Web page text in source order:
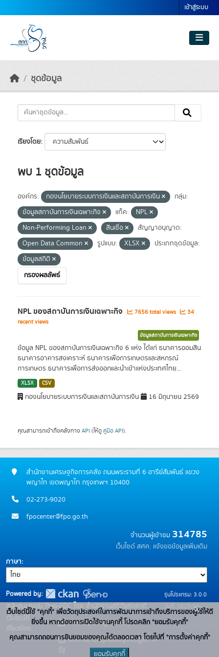
เข้าสู่ระบบ
ชุดข้อมูล
เรียงโดย
พบ 1 ชุดข้อมูล
องค์กร: กองนโยบายระบบการเงินและสถาบันการเงิน
กลุ่ม:
ข้อมูลสถาบันการเงินเฉพาะกิจ
แท็ค:
NPL
Non-Performing Loan
สินเชื่อ
สัญญาอนุญาต:
Open Data Common
รูปแบบ: XLSX
ประเภทชุดข้อมูล:
ข้อมูลสถิติ
กรองผลลัพธ์
NPL ของสถาบันการเงินเฉพาะกิจ 7656 total views
34
recent views
ข้อมูลสถาบันการเงินเฉพาะกิจ
ข้อมูล NPL ของสถาบันการเงินเฉพาะกิจ 6 แห่ง ได้แก่ ธนาคารออมสิน
ธนาคารอาคารสงเคราะห์ ธนาคารเพื่อการเกษตรและสหกรณ์
การเกษตร ธนาคารเพื่อการส่งออกและนำเข้าแห่งประเทศไทย...
XLSX CSV
กองนโยบายระบบการเงินและสถาบันการเงิน 16 มิถุนายน 2569
คุณสามารถเข้าถึงคลังทาง API (ให้ดู คู่มือ API).
สำนักงานเศรษฐกิจการคลัง ถนนพระรามที่ 6 อารีย์สัมพันธ์ แขวง
พญาไท เขตพญาไท กรุงเทพฯ 10400
02-273-9020
fpocenter@fpo.go.th
จำนวนผู้เข้าชม 314785
เว็บไซต์ สศค. แจ้งขอข้อมูลเพิ่มเติม
ภาษา
Powered by:
สนับสนุนระบบ Thai-GDC โดย สำนักงานสถิติแห่งชาติ
เว็บไซต์ที่
เกี่ยวข้อง:
ระบบบัญชีข้อมูลภาครัฐ
บริการนามานุกรมบัญชีข้อมูลภาค
รุ่นโปรแกรม: 3.0.0
วันที่: 2025-06-
10
เว็บไซต์นี้ใช้ "คุกกี้" เพื่อวัตถุประสงค์ในการพัฒนาการเข้าถึงบริการของผู้ใช้ให้ดี
ยิ่งขึ้น หากต้องการเปิดใช้งานคุกกี้ โปรดคลิก "ยอมรับคุกกี้"
คุณสามารถถอนการยินยอมของคุณได้ตลอดเวลา โดยไปที่ "การตั้งค่าคุกกี้"
ยอมรับคุกกี้
x